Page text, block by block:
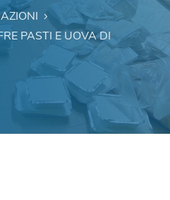
PASTI E UOVA DI